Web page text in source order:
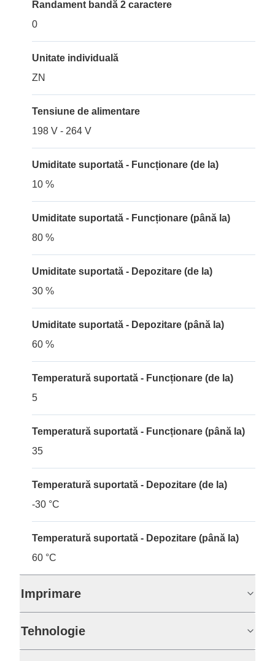
Randament bandă 2 caractere
0
Unitate individuală
ZN
Tensiune de alimentare
198 V - 264 V
Umiditate suportată - Funcționare (de la)
10 %
Umiditate suportată - Funcționare (până la)
80 %
Umiditate suportată - Depozitare (de la)
30 %
Umiditate suportată - Depozitare (până la)
60 %
Temperatură suportată - Funcționare (de la)
5
Temperatură suportată - Funcționare (până la)
35
Temperatură suportată - Depozitare (de la)
-30 °C
Temperatură suportată - Depozitare (până la)
60 °C
Imprimare
Tehnologie